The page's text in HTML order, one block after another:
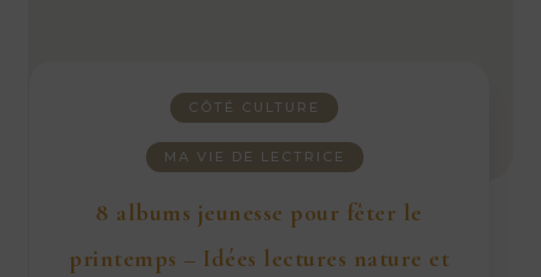
CÔTÉ CULTURE
MA VIE DE LECTRICE
8 albums jeunesse pour fêter le
printemps – Idées lectures nature et